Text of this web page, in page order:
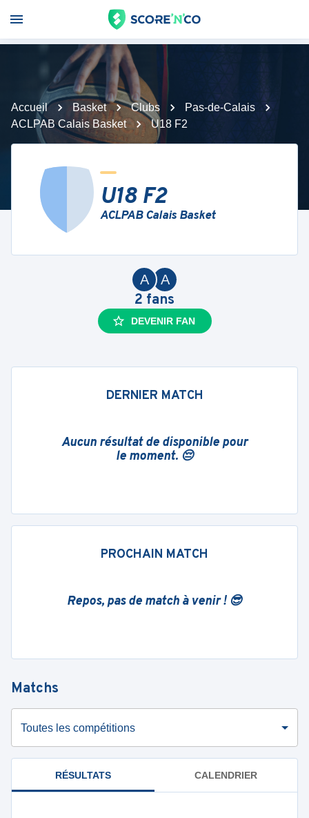
Accueil Basket Clubs
Pas-de-Calais
ACLPAB Calais Basket
U18 F2
U18 F2
ACLPAB Calais Basket
A
A
2 fans
DEVENIR FAN
DERNIER MATCH
Aucun résultat de disponible pour
le moment. 😔
PROCHAIN MATCH
Repos, pas de match à venir ! 😎
Matchs
Toutes les compétitions
RÉSULTATS CALENDRIER